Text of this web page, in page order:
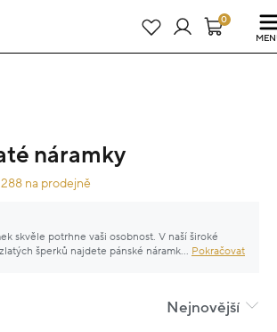
23 dní : 16h : 38m : 14s0
náramky
288 na prodejně
skvěle potrhne vaši osobnost. V naší široké
šperků najdete pánské náramky ze žlutého,
šperků.
... Pokračovat
Nejnovější